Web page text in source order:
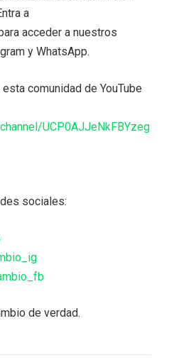
a
acceder a nuestros
y WhatsApp.
comunidad de YouTube
UCP0AJJeNkFBYzeg
sociales:
de verdad.